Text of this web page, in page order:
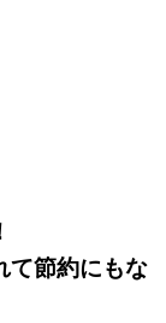
て節約にもな